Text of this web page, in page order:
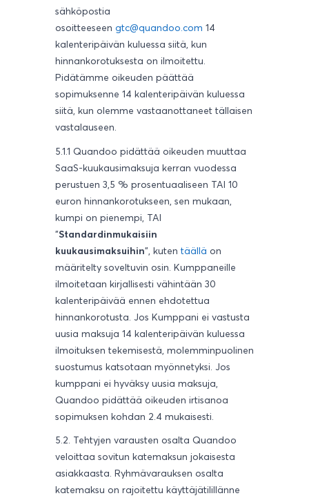
sähköpostia
osoitteeseen gtc@quandoo.com 14
kalenteripäivän kuluessa siitä, kun
hinnankorotuksesta on ilmoitettu.
Pidätämme oikeuden päättää
sopimuksenne 14 kalenteripäivän kuluessa
siitä, kun olemme vastaanottaneet tällaisen
vastalauseen.
5.1.1 Quandoo pidättää oikeuden muuttaa
SaaS-kuukausimaksuja kerran vuodessa
perustuen 3,5 % prosentuaaliseen TAI 10
euron hinnankorotukseen, sen mukaan,
kumpi on pienempi, TAI
"Standardinmukaisiin
kuukausimaksuihin", kuten täällä on
määritelty soveltuvin osin. Kumppaneille
ilmoitetaan kirjallisesti vähintään 30
kalenteripäivää ennen ehdotettua
hinnankorotusta. Jos Kumppani ei vastusta
uusia maksuja 14 kalenteripäivän kuluessa
ilmoituksen tekemisestä, molemminpuolinen
suostumus katsotaan myönnetyksi. Jos
kumppani ei hyväksy uusia maksuja,
Quandoo pidättää oikeuden irtisanoa
sopimuksen kohdan 2.4 mukaisesti.
5.2. Tehtyjen varausten osalta Quandoo
veloittaa sovitun katemaksun jokaisesta
asiakkaasta. Ryhmävarauksen osalta
katemaksu on rajoitettu käyttäjätilillänne